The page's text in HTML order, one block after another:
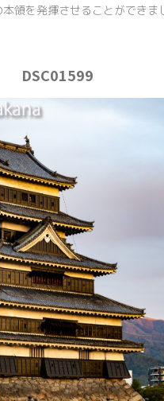
本領を発揮させることができ
DSC01599